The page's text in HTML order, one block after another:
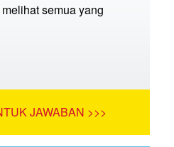
semua yang
JAWABAN >>>